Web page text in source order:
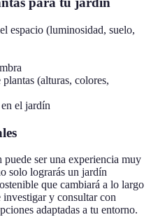
espacio (luminosidad, suelo,
(alturas, colores,
el jardín
ser una experiencia muy
solo lograrás un jardín
que cambiará a lo largo
investigar y consultar con
adaptadas a tu entorno.